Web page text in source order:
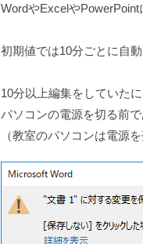
WordやExcelや
初期値では10分ごとに自
10分以上編集をしていた
パソコンの電源を切る前
（教室のパソコンは電源